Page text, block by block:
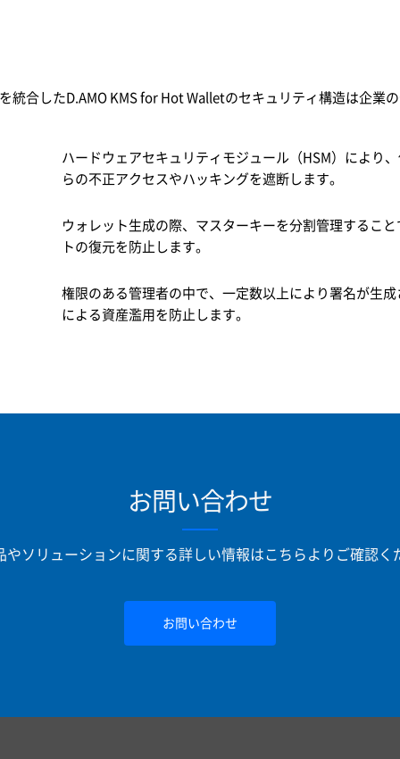
統合したD.AMO KMS for Hot Walletのセキュリティ構造は企業
ハードウェアセキュリティモジュール（HSM）により
らの不正アクセスやハッキングを遮断します。
ウォレット生成の際、マスターキーを分割管理するこ
トの復元を防止します。
権限のある管理者の中で、一定数以上により署名が生
による資産濫用を防止します。
お問い合わせ
やソリューションに関する詳しい情報はこちらよりご確認く
お問い合わせ